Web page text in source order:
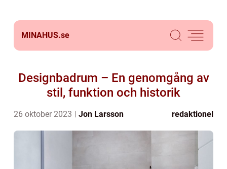
MINAHUS.se
Designbadrum – En genomgång av
stil, funktion och historik
26 oktober 2023 Jon Larsson redaktionel